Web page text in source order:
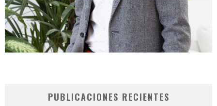
PUBLICACIONES RECIENTES